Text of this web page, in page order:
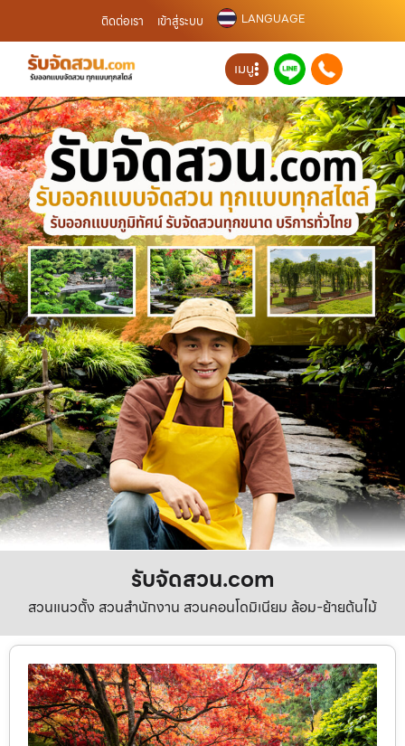
ติดต่อเรา เข้าสู่ระบบ LANGUAGE
เมนู
รับจัดสวน.com
สวนแนวตั้ง สวนสำนักงาน สวนคอนโดมิเนียม ล้อม-ย้ายต้นไม้